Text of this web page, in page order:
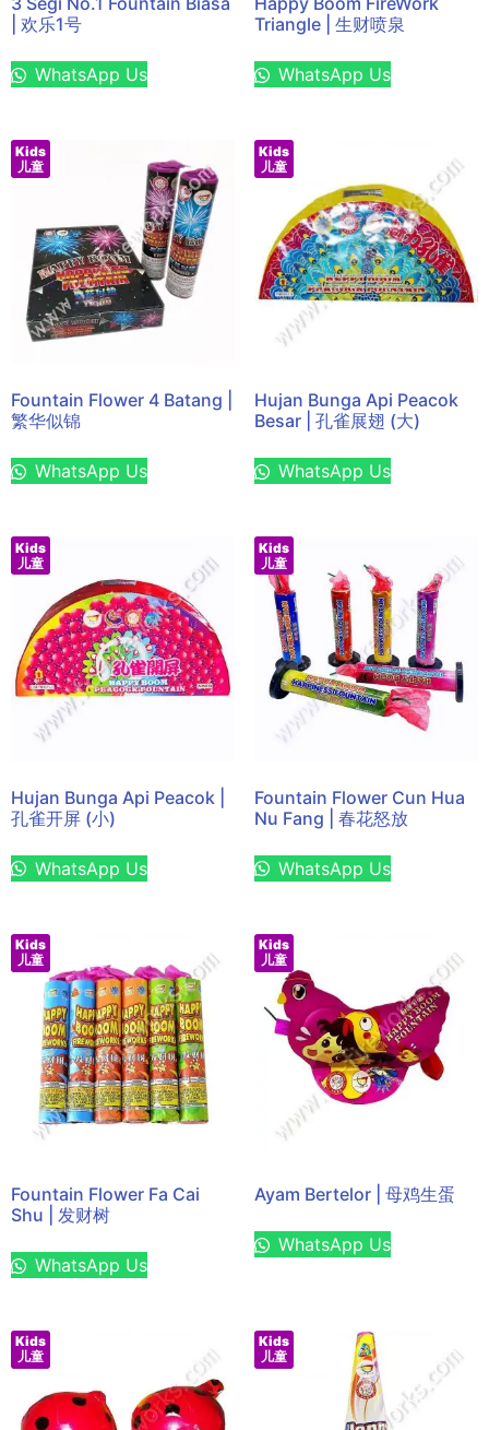
| 欢乐1号
WhatsApp Us
Triangle | 生财喷泉
WhatsApp Us
Kids
儿童
Fountain Flower 4 Batang |
繁华似锦
WhatsApp Us
Kids
儿童
Hujan Bunga Api Peacok
Besar | 孔雀展翅 (大)
WhatsApp Us
Kids
儿童
Hujan Bunga Api Peacok |
孔雀开屏 (小)
WhatsApp Us
Kids
儿童
Fountain Flower Cun Hua
Nu Fang | 春花怒放
WhatsApp Us
Kids
儿童
Fountain Flower Fa Cai
Shu | 发财树
WhatsApp Us
Kids
儿童
Ayam Bertelor | 母鸡生蛋
WhatsApp Us
Kids
儿童
Kids
儿童